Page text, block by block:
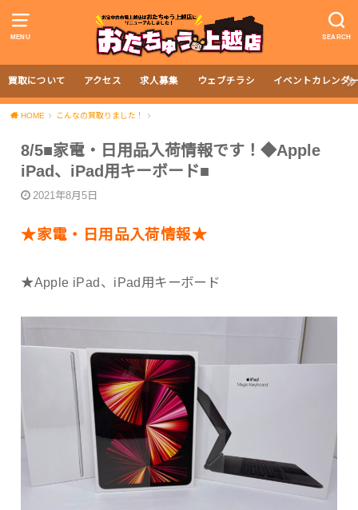
MENU SEARCH
買取について アクセス 求人募集 ウェブチラシ イベントカレンダ
HOME こんなの買取りました！
8/5■家電・日用品入荷情報です！◆Apple
iPad、iPad用キーボード■
2021年8月5日
★家電・日用品入荷情報★
★Apple iPad、iPad用キーボード